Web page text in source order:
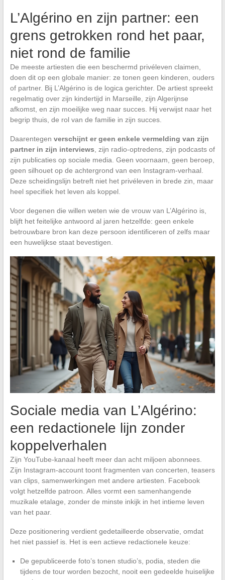
L’Algérino en zijn partner: een
grens getrokken rond het paar,
niet rond de familie
De meeste artiesten die een beschermd privéleven claimen,
doen dit op een globale manier: ze tonen geen kinderen, ouders
of partner. Bij L’Algérino is de logica gerichter. De artiest spreekt
regelmatig over zijn kindertijd in Marseille, zijn Algerijnse
afkomst, en zijn moeilijke weg naar succes. Hij verwijst naar het
begrip thuis, de rol van de familie in zijn succes.
Daarentegen verschijnt er geen enkele vermelding van zijn
partner in zijn interviews , zijn radio-optredens, zijn podcasts of
zijn publicaties op sociale media. Geen voornaam, geen beroep,
geen silhouet op de achtergrond van een Instagram-verhaal.
Deze scheidingslijn betreft niet het privéleven in brede zin, maar
heel specifiek het leven als koppel.
Voor degenen die willen weten wie de vrouw van L’Algérino is,
blijft het feitelijke antwoord al jaren hetzelfde: geen enkele
betrouwbare bron kan deze persoon identificeren of zelfs maar
een huwelijkse staat bevestigen.
Sociale media van L’Algérino:
een redactionele lijn zonder
koppelverhalen
Zijn YouTube-kanaal heeft meer dan acht miljoen abonnees.
Zijn Instagram-account toont fragmenten van concerten, teasers
van clips, samenwerkingen met andere artiesten. Facebook
volgt hetzelfde patroon. Alles vormt een samenhangende
muzikale etalage, zonder de minste inkijk in het intieme leven
van het paar.
Deze positionering verdient gedetailleerde observatie, omdat
het niet passief is. Het is een actieve redactionele keuze:
De gepubliceerde foto’s tonen studio’s, podia, steden die
tijdens de tour worden bezocht, nooit een gedeelde huiselijke